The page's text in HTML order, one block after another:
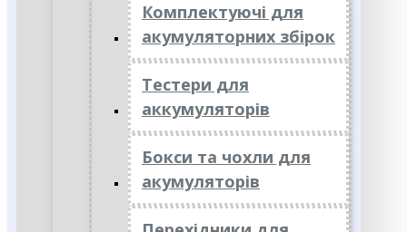
Комплектуючі для
акумуляторних збірок
Тестери для
аккумуляторів
Бокси та чохли для
акумуляторів